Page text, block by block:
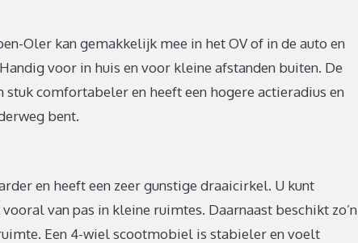
Oler kan gemakkelijk mee in het OV of in de auto en
voor in huis en voor kleine afstanden buiten. De
comfortabeler en heeft een hogere actieradius en
bent.
en heeft een zeer gunstige draaicirkel. U kunt
van pas in kleine ruimtes. Daarnaast beschikt zo’n
Een 4-wiel scootmobiel is stabieler en voelt